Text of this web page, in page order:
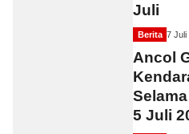
Juli
Berita 7 Juli
Ancol
5 Juli